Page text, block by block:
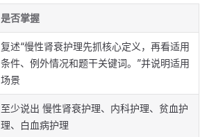
是否掌握
复述“慢性肾衰护理先抓核心定义，再看适用
条件、例外情况和题干关键词。”并说明适用
场景
至少说出 慢性肾衰护理、内科护理、贫血护
理、白血病护理